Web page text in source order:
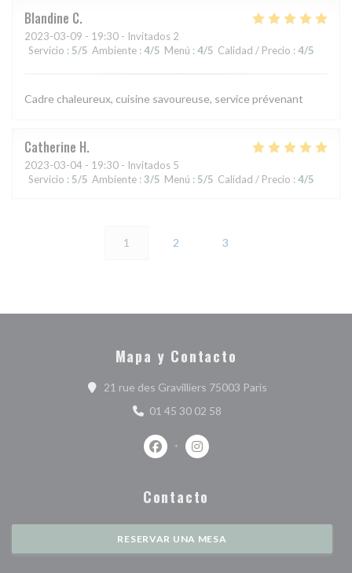
Blandine C
2023-03-09 - 19:30 - Invitados 2
Servicio : 5/5 Ambiente : 4/5 Menú : 4/5 Calidad / Precio : 4/5
Cadre chaleureux, cuisine savoureuse, service prévenant
Catherine H
2023-03-04 - 19:30 - Invitados 5
Servicio : 5/5 Ambiente : 3/5 Menú : 5/5 Calidad / Precio : 4/5
1 2 3
Mapa y Contacto
21 rue des Gravilliers 75003 Paris((abre en una
01 45 30 02 58
Facebook ((abre en una nueva
Instagram ((abre en una
Contacto
RESERVAR UNA MESA